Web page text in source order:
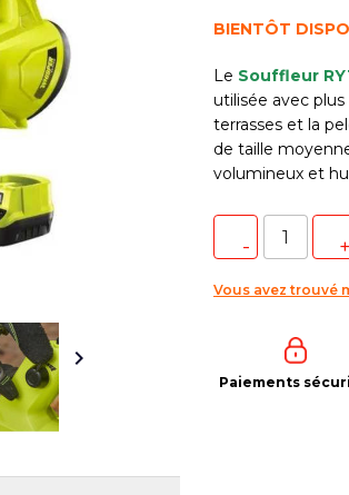

BIENTÔT
Le Souffleur
utilisée avec
terrasses et la
de taille
volumineux et
Vous avez trouvé
Paiements